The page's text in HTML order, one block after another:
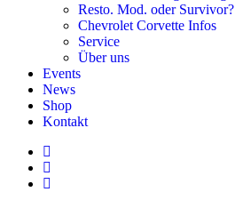
Resto. Mod. oder Survivor?
Chevrolet Corvette Infos
Service
Über uns
Events
News
Shop
Kontakt